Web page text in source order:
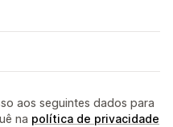
aos seguintes dados para
na política de privacidade